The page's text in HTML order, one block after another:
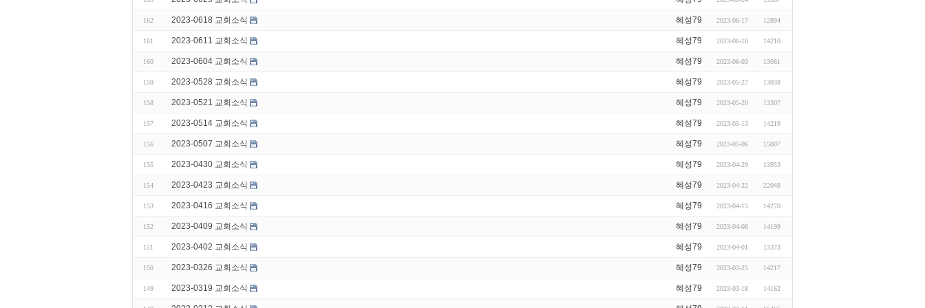
162 2023-0618 교회소식 혜성79 2023-06-17 12894
161 2023-0611 교회소식 혜성79 2023-06-10 14210
160 2023-0604 교회소식 혜성79 2023-06-03 13061
159 2023-0528 교회소식 혜성79 2023-05-27 13038
158 2023-0521 교회소식 혜성79 2023-05-20 13307
157 2023-0514 교회소식 혜성79 2023-05-13 14219
156 2023-0507 교회소식 혜성79 2023-05-06 15007
155 2023-0430 교회소식 혜성79 2023-04-29 13953
154 2023-0423 교회소식 혜성79 2023-04-22 22048
153 2023-0416 교회소식 혜성79 2023-04-15 14270
152 2023-0409 교회소식 혜성79 2023-04-08 14199
151 2023-0402 교회소식 혜성79 2023-04-01 13373
150 2023-0326 교회소식 혜성79 2023-03-25 14217
149 2023-0319 교회소식 혜성79 2023-03-18 14162